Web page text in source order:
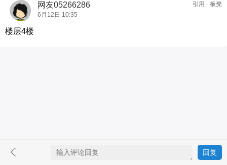
网友05266286
6月12日 10:35
引用 板凳
楼层4楼